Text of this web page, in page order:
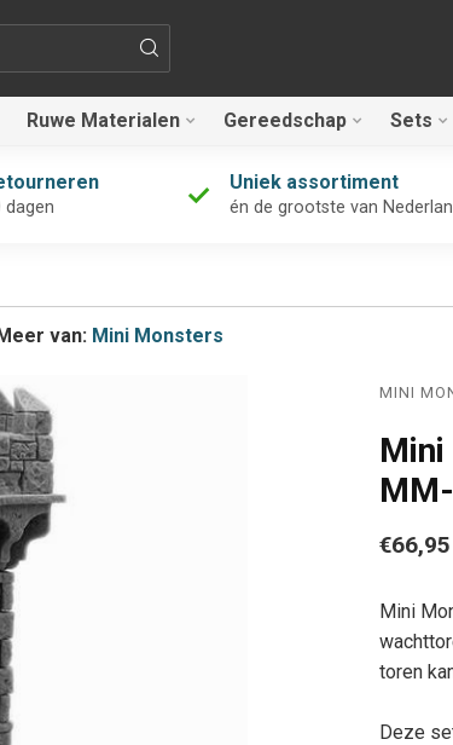
Ruwe Materialen Gereedschap Sets
dagen
Uniek assortiment
én de grootste van
Meer van: Mini Monsters
MINI
Mini
€66,95
Mini
toren
Deze